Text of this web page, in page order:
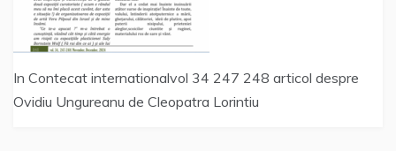
In Contecat internationalvol 34 247 248 articol despre
Ovidiu Ungureanu de Cleopatra Lorintiu